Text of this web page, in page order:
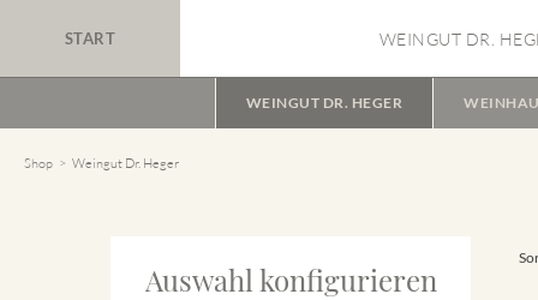
START WEINGUT DR.
WEINGUT DR. HEGER
Shop Weingut Dr. Heger
Auswahl konfigurieren